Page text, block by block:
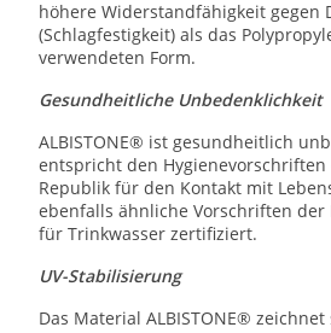
höhere Widerstandfähigkeit gegen
(Schlagfestigkeit) als das
verwendeten Form.
Gesundheitliche Unbedenklichkeit
ALBISTONE® ist gesundheitlich
entspricht den Hygienevorschriften
Republik für den Kontakt mit
ebenfalls ähnliche Vorschriften der
für Trinkwasser zertifiziert.
UV-Stabilisierung
Das Material ALBISTONE®